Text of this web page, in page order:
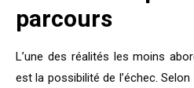
parcours
L’une des réalités les moins
est la possibilité de l’échec.